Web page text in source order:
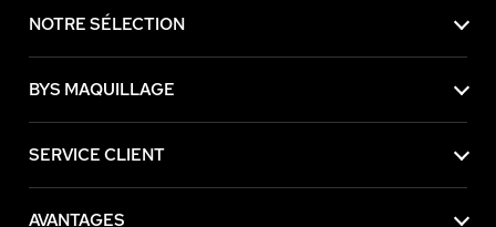
NOTRE SÉLECTION
BYS MAQUILLAGE
SERVICE CLIENT
AVANTAGES